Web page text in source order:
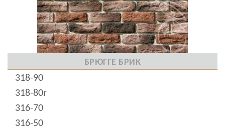
БРЮГГЕ БРИК
318-90
318-80r
316-70
316-50